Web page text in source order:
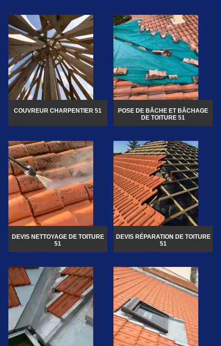
COUVREUR CHARPENTIER 51
POSE DE BÂCHE ET BÂCHAGE
DE TOITURE 51
DEVIS NETTOYAGE DE TOITURE
51
DEVIS RÉPARATION DE TOITURE
51